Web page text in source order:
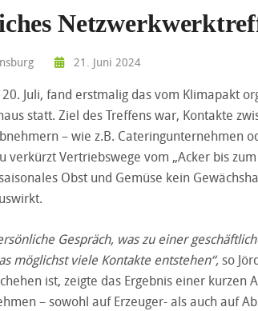
21. Juni 2024
Juli, fand erstmalig das vom Klimapakt
statt. Ziel des Treffens war, Kontakte
– wie z.B. Cateringunternehmen
verkürzt Vertriebswege vom „Acker bis
Obst und Gemüse kein
Gespräch, was zu einer
möglichst viele Kontakte entstehen“,so
ist, zeigte das Ergebnis einer
– sowohl auf Erzeuger- als auch auf